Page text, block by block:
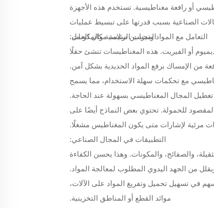
أو رافعة مغناطيسية. تستخدم هذه الأجهزة
الصناعية بسبب قدرتها على تبسيط عمليات
التعامل مع المواد وتحسين سلامة مكان العمل.
الميزات الرئيسية والمكونات:
أو الفيريت. هذه المغناطيسات تنشئ حقلًا
من الإمساك برفع المواد الحديدية بشكل آمن.
مع تحكمات سهلة الاستخدام، مما يسمح
تعطيل المجال المغناطيسي بسهولة عند الحاجة.
المقصود للحمولة. تحتوي بعض النماذج أيضًا على
مرئية لإشارات متى يكون المغناطيس مشغلًا.
التطبيقات في المجال الصناعي:
والصفائح، والمكونات. وهذا يحسن الكفاءة
من الجهد اليدوي المطلوب لمعالجة المواد.
في تسهيل تحميل وتفريغ المواد على الآلات،
موائد القطع أو المناطق التخزينية.